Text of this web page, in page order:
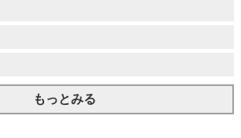
もっとみる